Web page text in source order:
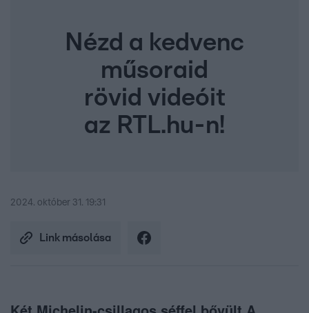
Nézd a kedvenc
műsoraid
rövid videóit
az RTL.hu-n!
2024. október 31. 19:31
Link másolása